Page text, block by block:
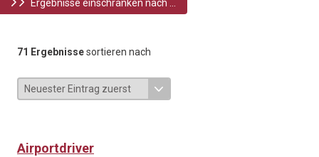
Ergebnisse einschränken nach ...
71 Ergebnissesortieren nach
Airportdriver